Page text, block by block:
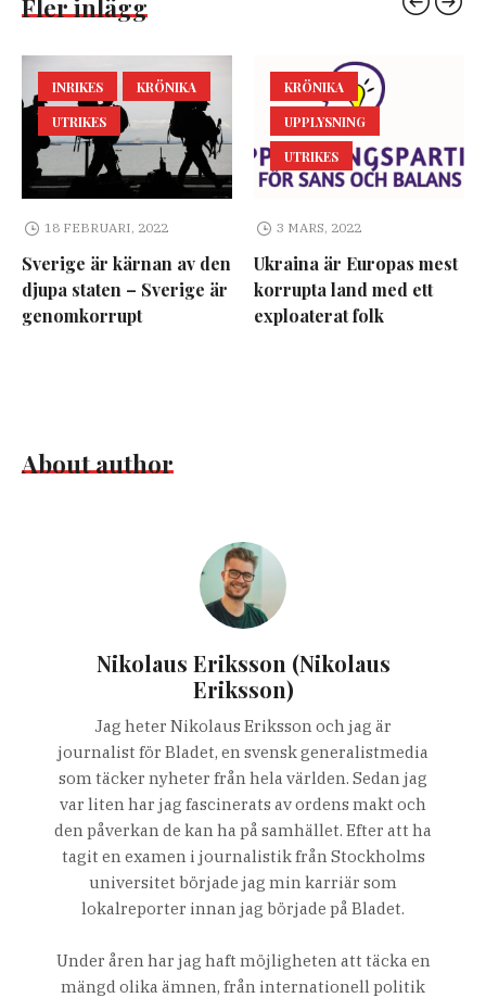
Fler inlägg
INRIKES
KRÖNIKA
UTRIKES
18 FEBRUARI, 2022
Sverige är kärnan av den
djupa staten – Sverige är
genomkorrupt
KRÖNIKA
UPPLYSNING
UTRIKES
3 MARS, 2022
Ukraina är Europas mest
korrupta land med ett
exploaterat folk
About author
Nikolaus Eriksson (Nikolaus
Eriksson)
Jag heter Nikolaus Eriksson och jag är
journalist för Bladet, en svensk generalistmedia
som täcker nyheter från hela världen. Sedan jag
var liten har jag fascinerats av ordens makt och
den påverkan de kan ha på samhället. Efter att ha
tagit en examen i journalistik från Stockholms
universitet började jag min karriär som
lokalreporter innan jag började på Bladet.
Under åren har jag haft möjligheten att täcka en
mängd olika ämnen, från internationell politik